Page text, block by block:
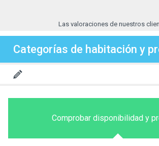
Las valoraciones de nuestros
Categorías de habitación y
Comprobar disponibilidad y